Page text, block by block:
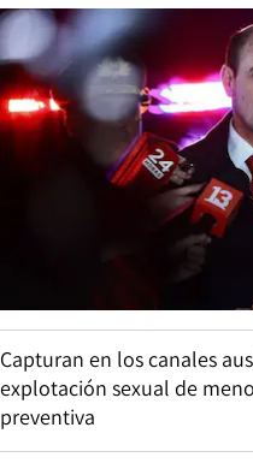
Capturan en los canales
explotación sexual de
preventiva